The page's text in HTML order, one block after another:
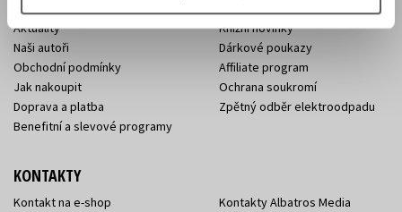
Aktuality
Naši autoři
Obchodní podmínky
Jak nakoupit
Doprava a platba
Benefitní a slevové programy
Knižní novinky
Dárkové poukazy
Affiliate program
Ochrana soukromí
Zpětný odběr elektroodpadu
KONTAKTY
Kontakt na e-shop
Kontakty Albatros Media